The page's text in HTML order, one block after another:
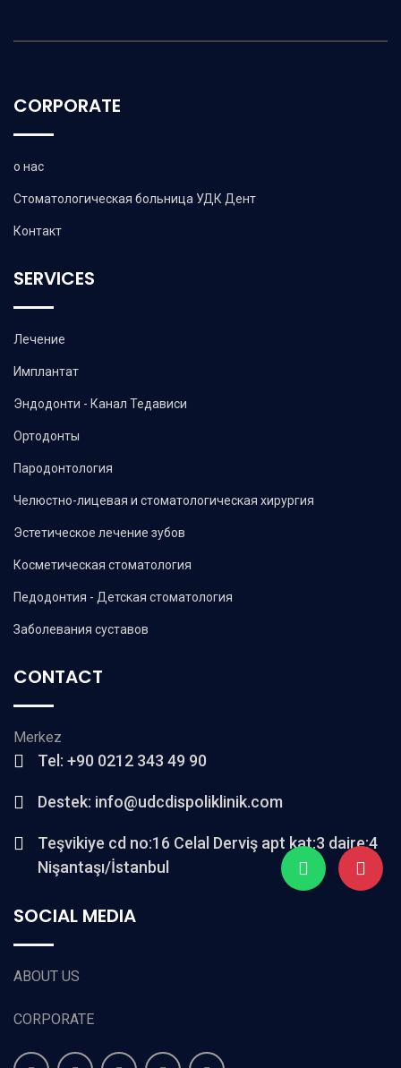
CORPORATE
о нас
Стоматологическая больница УДК Дент
Контакт
SERVICES
Лечение
Имплантат
Эндодонти - Канал Тедависи
Ортодонты
Пародонтология
Челюстно-лицевая и стоматологическая хирургия
Эстетическое лечение зубов
Косметическая стоматология
Педодонтия - Детская стоматология
Заболевания суставов
CONTACT
Merkez
Tel: +90 0212 343 49 90
Destek: info@udcdispoliklinik.com
Teşvikiye cd no:16 Celal Derviş apt kat:3 daire:4
Nişantaşı/İstanbul
SOCIAL MEDIA
ABOUT US
CORPORATE